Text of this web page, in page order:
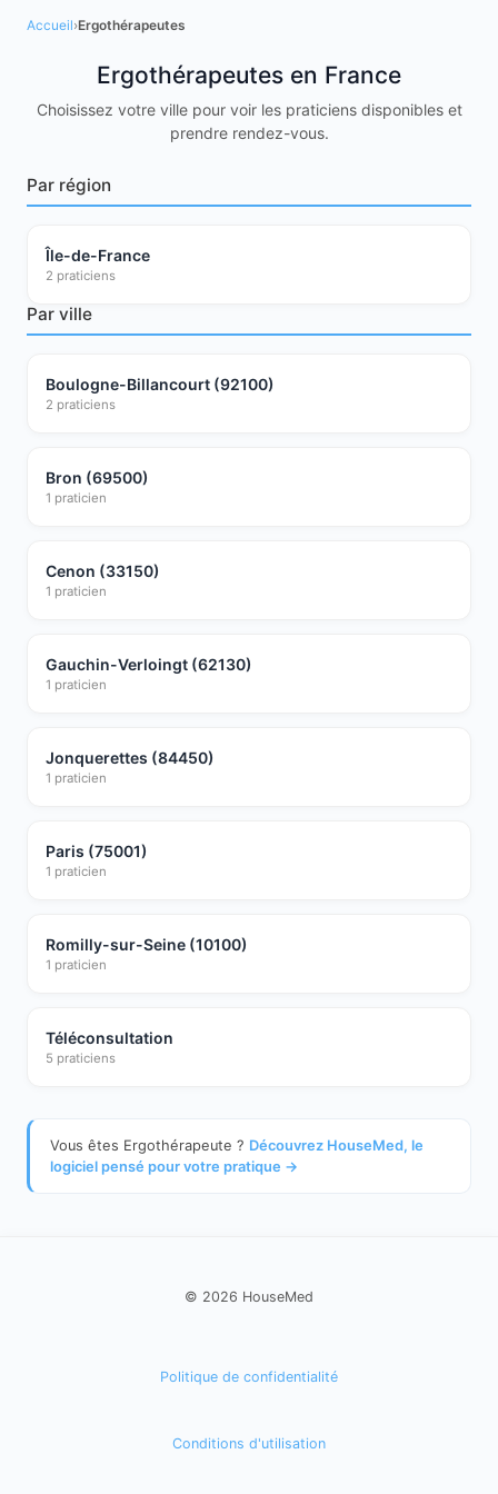
Accueil›Ergothérapeutes
Ergothérapeutes en France
Choisissez votre ville pour voir les praticiens disponibles et
prendre rendez-vous.
Par région
Île-de-France
2 praticiens
Par ville
Boulogne-Billancourt (92100)
2 praticiens
Bron (69500)
1 praticien
Cenon (33150)
1 praticien
Gauchin-Verloingt (62130)
1 praticien
Jonquerettes (84450)
1 praticien
Paris (75001)
1 praticien
Romilly-sur-Seine (10100)
1 praticien
Téléconsultation
5 praticiens
Vous êtes Ergothérapeute ? Découvrez HouseMed, le
logiciel pensé pour votre pratique →
© 2026 HouseMed
Politique de confidentialité
Conditions d'utilisation